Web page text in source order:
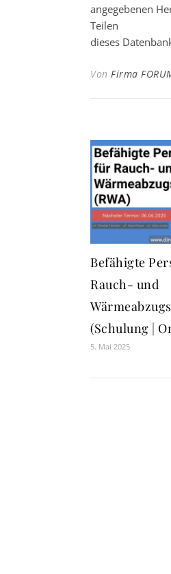
angegebenen
Teilen
dieses
Von Firma
Befähigte
Rauch- und
(Schulung |
5. Mai 2025